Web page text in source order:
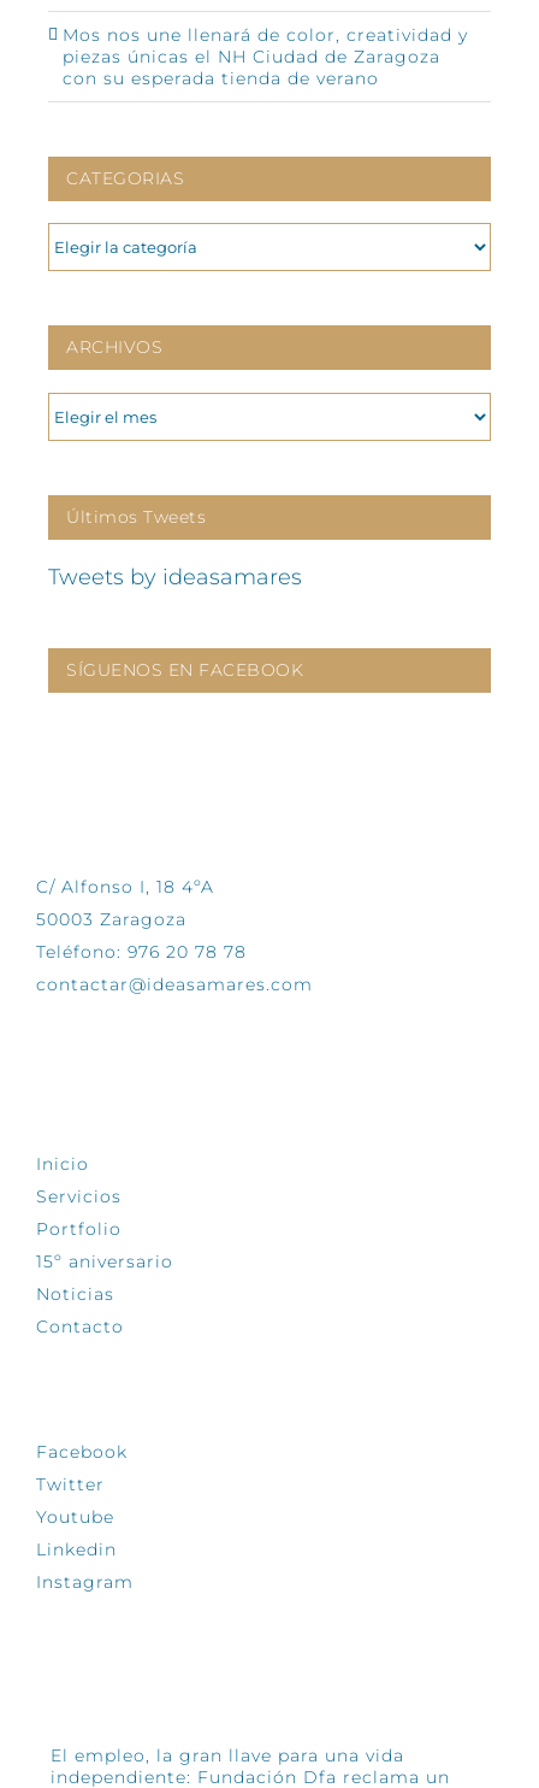
Mos nos une llenará de color, creatividad y
piezas únicas el NH Ciudad de Zaragoza
con su esperada tienda de verano
CATEGORIAS
CATEGORIAS
ARCHIVOS
ARCHIVOS
Últimos Tweets
Tweets by ideasamares
SÍGUENOS EN FACEBOOK
C/ Alfonso I, 18 4ºA
50003 Zaragoza
Teléfono: 976 20 78 78
contactar@ideasamares.com
Inicio
Servicios
Portfolio
15º aniversario
Noticias
Contacto
Facebook
Twitter
Youtube
Linkedin
Instagram
El empleo, la gran llave para una vida
independiente: Fundación Dfa reclama un